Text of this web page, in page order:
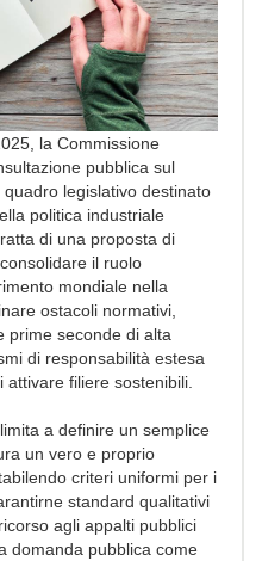
la Commissione
pubblica sul
legislativo destinato
politica industriale
di una proposta di
il ruolo
mondiale nella
ostacoli normativi,
prime seconde di alta
di responsabilità estesa
filiere sostenibili.
a definire un semplice
un vero e proprio
criteri uniformi per i
standard qualitativi
agli appalti pubblici
domanda pubblica come